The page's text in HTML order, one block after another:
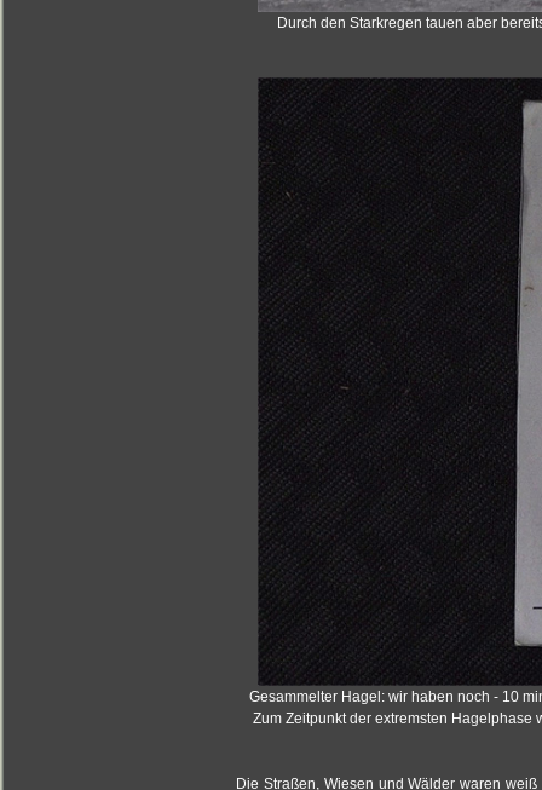
Durch den Starkregen tauen aber
Gesammelter Hagel: wir haben noch - 10
Zum Zeitpunkt der extremsten Hagelphase
Die Straßen, Wiesen und Wälder waren